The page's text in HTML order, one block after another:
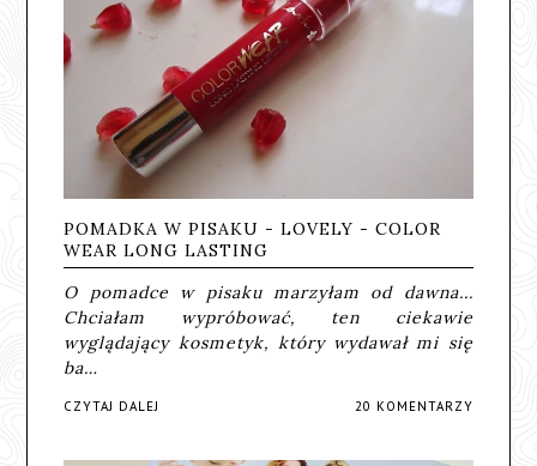
POMADKA W PISAKU - LOVELY - COLOR
WEAR LONG LASTING
O pomadce w pisaku marzyłam od dawna...
Chciałam wypróbować, ten ciekawie
wyglądający kosmetyk, który wydawał mi się
ba…
CZYTAJ DALEJ 20 KOMENTARZY